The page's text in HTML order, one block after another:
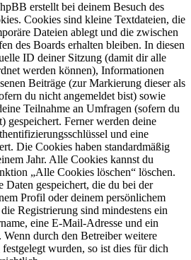
erstellt bei deinem Besuch des
Cookies sind kleine Textdateien, die
Dateien ablegt und die zwischen
des Boards erhalten bleiben. In diesen
ID deiner Sitzung (damit dir alle
werden können), Informationen
Beiträge (zur Markierung dieser als
du nicht angemeldet bist) sowie
Teilnahme an Umfragen (sofern du
gespeichert. Ferner werden deine
und eine
Die Cookies haben standardmäßig
Jahr. Alle Cookies kannst du
„Alle Cookies löschen“ löschen.
Daten gespeichert, die du bei der
Profil oder deinem persönlichem
Registrierung sind mindestens ein
eine E-Mail-Adresse und ein
durch den Betreiber weitere
wurden, so ist dies für dich